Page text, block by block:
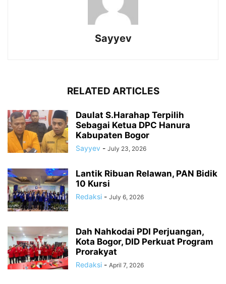
Sayyev
RELATED ARTICLES
Daulat S.Harahap Terpilih
Sebagai Ketua DPC Hanura
Kabupaten Bogor
Sayyev - July 23, 2026
Lantik Ribuan Relawan, PAN Bidik
10 Kursi
Redaksi - July 6, 2026
Dah Nahkodai PDI Perjuangan,
Kota Bogor, DID Perkuat Program
Prorakyat
Redaksi - April 7, 2026